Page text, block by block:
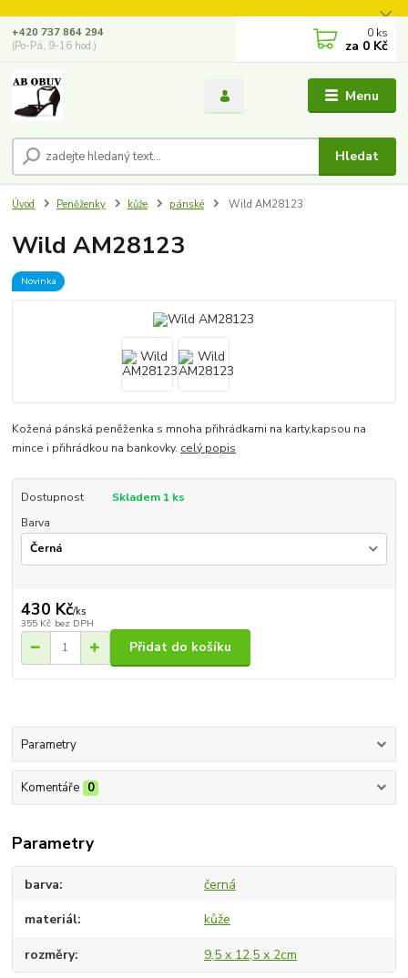
Menu
Hledat
+420 737 864 294
(Po-Pá, 9-16 hod.)
0 ks
za 0 Kč
Úvod Peněženky kůže pánské Wild AM28123
Wild AM28123
Novinka
Kožená pánská peněženka s mnoha přihrádkami na karty,kapsou na
mince i přihrádkou na bankovky. celý popis
Dostupnost
Skladem 1 ks
Barva
430 Kč/ks
355 Kč bez DPH
Přidat do košíku
Parametry
Komentáře 0
Parametry
barva černá
materiál kůže
rozměry 9,5 x 12,5 x 2cm